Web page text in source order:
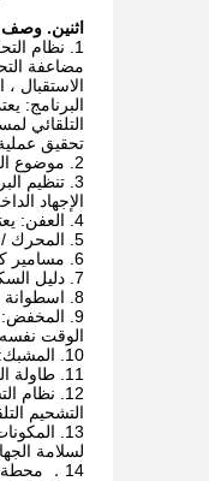
اثنين. وصف
1. نظام
الاستقبال ،
التلقائي
تحقيق
2. موضوع الختم: جسم الطائرة هو نوع O لحام الفولاذ ، ويمر كله من خلال علاج هدأ ، تأكد من حسن مظهر المعدات والاستقرار على المدى الطويل ؛
الإجهاد
4. العفن: يعتمد AMADA القياسية برج سميكة العفن ، مريحة للصيانة والمشتريات اليومية ؛
5. المحرك / محرك الأقراص: محرك استو عالية الأداء ونظام محرك سيرفو ، وسرعة 3000 دورة / دقيقة ، وسرعة تغذية عالية ، ودقة عالية ؛
6. مسامير كرة النقل: ألمانيا مسامير الكرة ، دقة التحصيل 5 درجة ؛
7. دليل السكك الحديدية: دليل تايوان الخطي ، مع شريط التمرير من نوع Wange Flange لضمان تشغيل الأجهزة لمزيد من الاستقرار ؛
8. اسطوانة التوجيه: استيراد اسطوانة العلامة التجارية كوريا لتحقيق تحديد المواقع بدقة لغرض القفل ؛
9.
الوقت نفسه
10. المشبك: اعتماد نوع هوائي المشبك تعويم ، يمكن أن يكون جنبا إلى جنب مع لوحات تعويم ، وتجنب تشويه لوحات ؛
11. طاولة العمل: كونترتوبس الكرة عالية الجودة فرشاة الفرشاة ، يقلل بشكل كبير من حركة لوحة الاحتكاك ، سطح لوحة حماية فعالة ؛
12.
التشحيم
لسلامة
14．